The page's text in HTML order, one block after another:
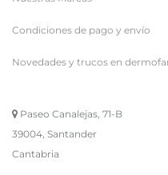
Condiciones de pago y envío
Novedades y trucos en
Paseo Canalejas, 71-B
39004, Santander
Cantabria